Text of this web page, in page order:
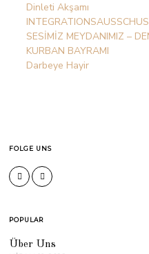
Dinleti Akşamı
SESİMİZ MEYDANIMIZ –
KURBAN BAYRAMI
Darbeye Hayir
FOLGE UNS
POPULAR
Über Uns